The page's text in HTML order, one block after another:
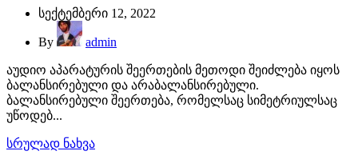
სექტემბერი 12, 2022
By admin
აუდიო აპარატურის შეერთების მეთოდი შეიძლება იყოს
ბალანსირებული და არაბალანსირებული.
ბალანსირებული შეერთება, რომელსაც სიმეტრიულსაც
უწოდებ...
სრულად ნახვა